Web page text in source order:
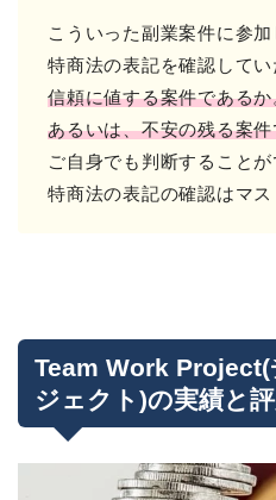
こういった副業案件に参
特商法の表記を確認して
信頼に値する案件であるか
あるいは、不安の残る案
ご自身でも判断すること
特商法の表記の確認はマス
Team Work Project(
ジェクト)の実績と